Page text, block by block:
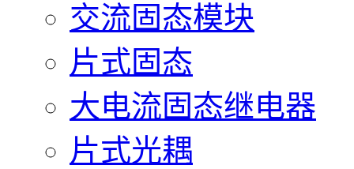
交流固态模块
片式固态
大电流固态继电器
片式光耦